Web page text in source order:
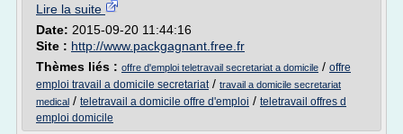
Lire la suite
Date: 2015-09-20 11:44:16
Site : http://www.packgagnant.free.fr
Thèmes liés : offre d'emploi teletravail secretariat a domicile / offre
emploi travail a domicile secretariat/ travail a domicile secretariat
medical / teletravail a domicile offre d'emploi / teletravail offres d
emploi domicile